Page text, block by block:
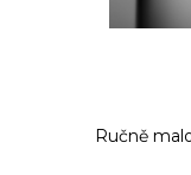
Ručně